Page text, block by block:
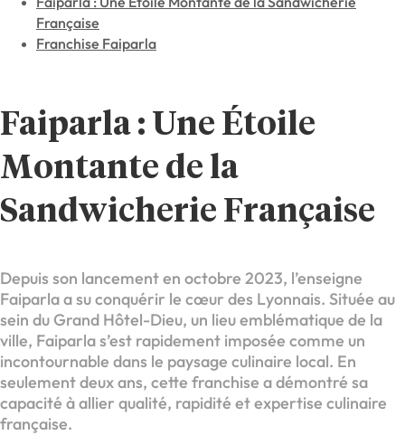
Française
Franchise Faiparla
Faiparla : Une Étoile
Montante de la
Sandwicherie Française
Depuis son lancement en octobre 2023, l’enseigne
Faiparla a su conquérir le cœur des Lyonnais. Située au
sein du Grand Hôtel-Dieu, un lieu emblématique de la
ville, Faiparla s’est rapidement imposée comme un
incontournable dans le paysage culinaire local. En
seulement deux ans, cette franchise a démontré sa
capacité à allier qualité, rapidité et expertise culinaire
française.